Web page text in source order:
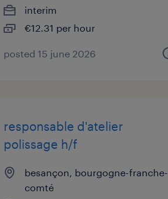
interim
€12.31 per hour
posted 15 june 2026
responsable d'atelier
polissage h/f
besançon, bourgogne-franche-
comté